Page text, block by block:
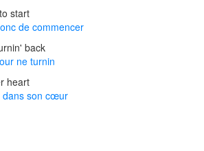
start
de commencer
back
ne turnin
heart
dans son cœur